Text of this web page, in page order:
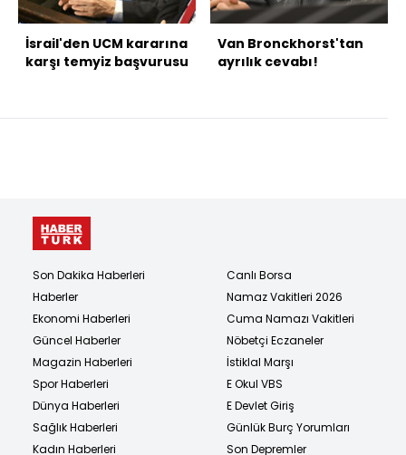
İsrail'den UCM kararına
karşı temyiz başvurusu
Van Bronckhorst'tan
ayrılık cevabı!
Son Dakika Haberleri
Haberler
Ekonomi Haberleri
Güncel Haberler
Magazin Haberleri
Spor Haberleri
Dünya Haberleri
Sağlık Haberleri
Kadın Haberleri
Canlı Borsa
Namaz Vakitleri 2026
Cuma Namazı Vakitleri
Nöbetçi Eczaneler
İstiklal Marşı
E Okul VBS
E Devlet Giriş
Günlük Burç Yorumları
Son Depremler